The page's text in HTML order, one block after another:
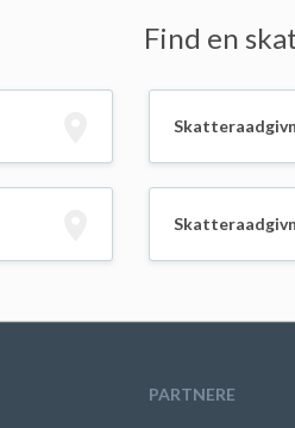
Find en
PARTNERE